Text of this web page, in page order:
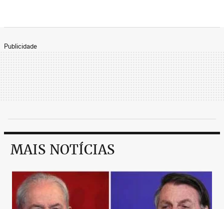
Publicidade
MAIS NOTÍCIAS